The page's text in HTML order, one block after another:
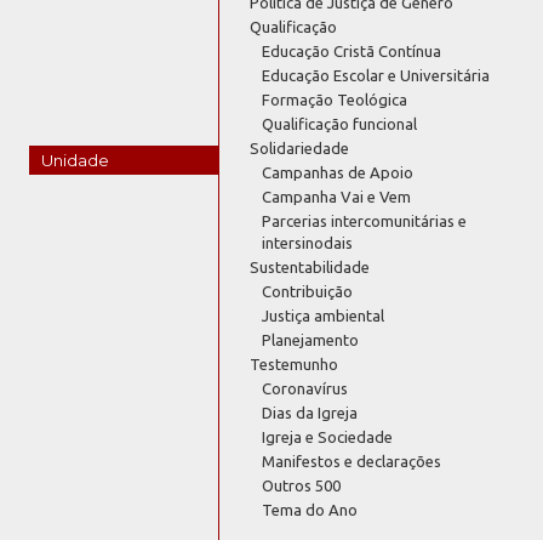
Unidade
Qualificação
Educação Cristã Contínua
Educação Escolar e Universitária
Formação Teológica
Qualificação funcional
Solidariedade
Campanhas de Apoio
Campanha Vai e Vem
Parcerias intercomunitárias e
intersinodais
Sustentabilidade
Contribuição
Justiça ambiental
Planejamento
Testemunho
Coronavírus
Dias da Igreja
Igreja e Sociedade
Manifestos e declarações
Outros 500
Tema do Ano